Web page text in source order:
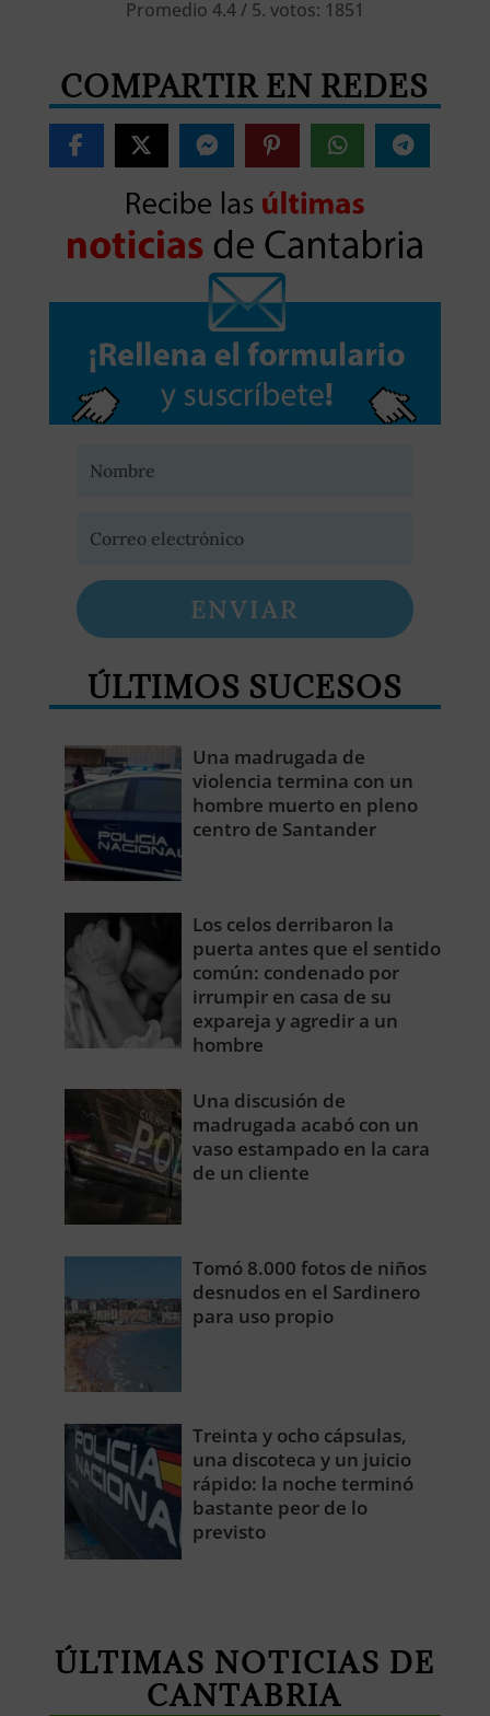
Promedio 4.4/ 5. votos: 1851
COMPARTIR EN REDES
ENVIAR
ÚLTIMOS SUCESOS
Una madrugada de
violencia termina con un
hombre muerto en pleno
centro de Santander
Los celos derribaron la
puerta antes que el sentido
común: condenado por
irrumpir en casa de su
expareja y agredir a un
hombre
Una discusión de
madrugada acabó con un
vaso estampado en la cara
de un cliente
Tomó 8.000 fotos de niños
desnudos en el Sardinero
para uso propio
Treinta y ocho cápsulas,
una discoteca y un juicio
rápido: la noche terminó
bastante peor de lo
previsto
ÚLTIMAS NOTICIAS DE
CANTABRIA